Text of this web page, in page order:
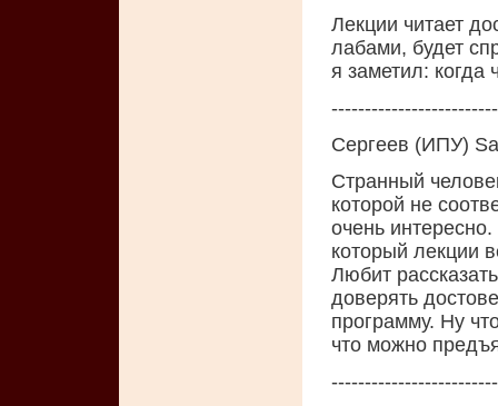
Лекции читает
лабами, будет
я заметил: когда
Сергеев (ИПУ)
Странный
которой не
очень
который лекции
Любит
доверять
программу. Ну
что можно